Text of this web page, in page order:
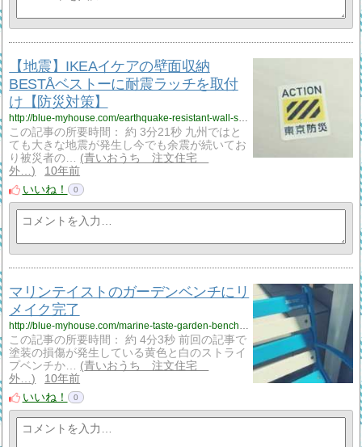
【地震】IKEAイケアの壁面収納
BESTÅベストーに耐震ラッチを取付
け【防災対策】
この記事の所要時間： 約 3分21秒 九州ではと
ても大きな地震が発生し今でも余震が続いてお
り被災者の…
青いおうち 注文住宅
外…
10年前
いいね！
0
マリンテイストのガーデンベンチにリ
メイク完了
この記事の所要時間： 約 4分3秒 前回の記事で
塗装の損傷が発生している黄色と白のストライ
プベンチか…
青いおうち 注文住宅
外…
10年前
いいね！
0